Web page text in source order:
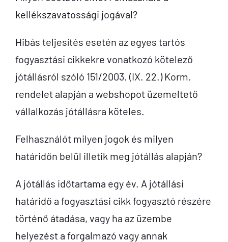
kellékszavatossági jogával?
Hibás teljesítés esetén az egyes tartós
fogyasztási cikkekre vonatkozó kötelező
jótállásról szóló 151/2003. (IX. 22.) Korm.
rendelet alapján a webshopot üzemeltető
vállalkozás jótállásra köteles.
Felhasználót milyen jogok és milyen
határidőn belül illetik meg jótállás alapján?
A jótállás időtartama egy év. A jótállási
határidő a fogyasztási cikk fogyasztó részére
történő átadása, vagy ha az üzembe
helyezést a forgalmazó vagy annak